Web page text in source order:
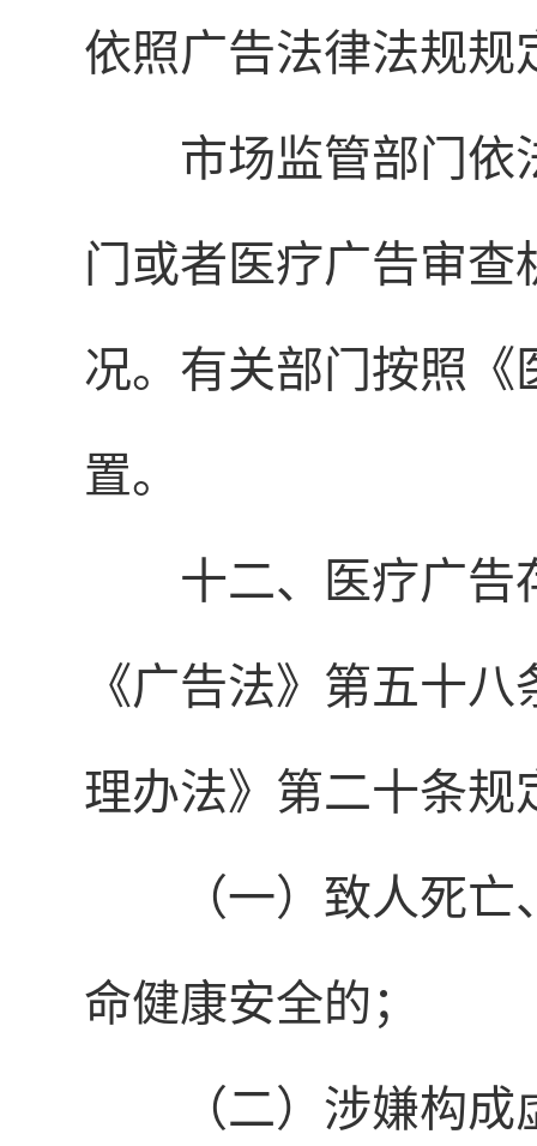
依照广告法律法规规
市场监管部门依
门或者医疗广告审
况。有关部门按照《
置。
十二、医疗广告
《广告法》第五十
理办法》第二十条规
（一）致人死
命健康安全的；
（二）涉嫌构